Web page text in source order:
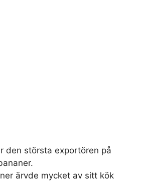
den största exportören på
ärvde mycket av sitt kök